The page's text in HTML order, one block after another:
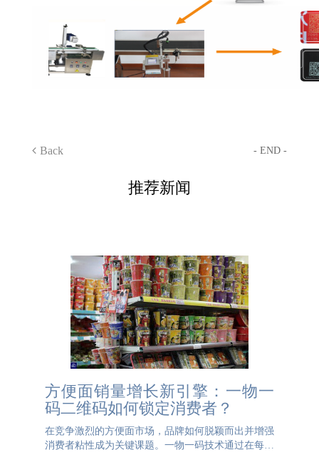
Back - END -
推荐新闻
方便面销量增长新引擎：一物一
码二维码如何锁定消费者？
在竞争激烈的方便面市场，品牌如何脱颖而出并增强
消费者粘性成为关键课题。一物一码技术通过在每桶